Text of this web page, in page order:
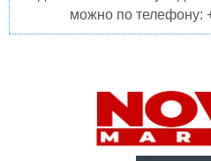
можно по телефону: